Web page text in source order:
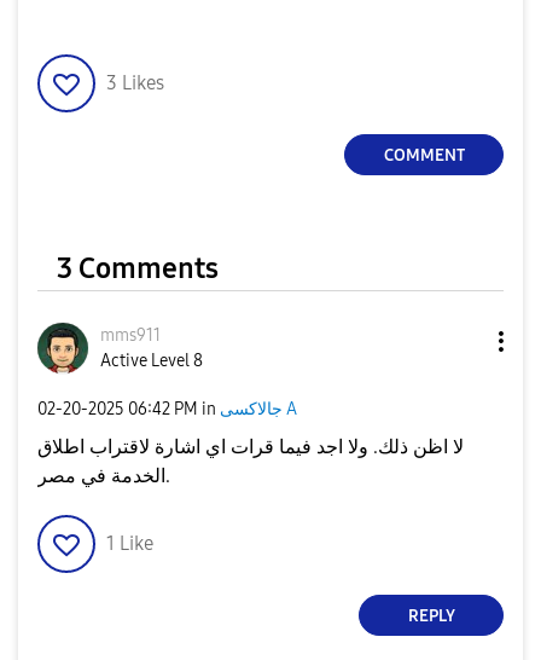
3 Likes
COMMENT
3 Comments
mms911
Active Level 8
‎02-20-2025 06:42 PM in جالاكسى A
لا اظن ذلك. ولا اجد فيما قرات اي اشارة لاقتراب اطلاق
الخدمة في مصر.
1 Like
REPLY